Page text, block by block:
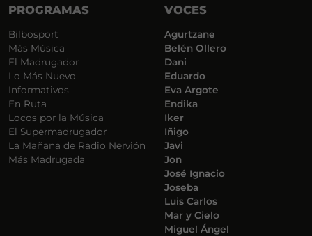
PROGRAMAS
Bilbosport
Más Música
El Madrugador
Lo Más Nuevo
Informativos
En Ruta
Locos por la Música
El Supermadrugador
La Mañana de Radio Nervión
Más Madrugada
VOCES
Agurtzane
Belén Ollero
Dani
Eduardo
Eva Argote
Endika
Iker
Iñigo
Javi
Jon
José Ignacio
Joseba
Luis Carlos
Mar y Cielo
Miguel Ángel